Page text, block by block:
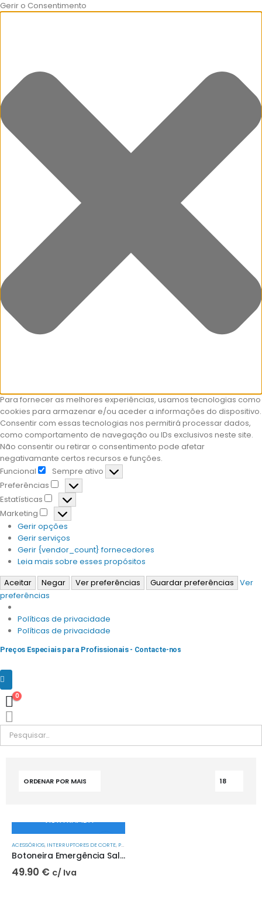
Gerir o Consentimento
Para fornecer as melhores experiências, usamos tecnologias como
cookies para armazenar e/ou aceder a informações do dispositivo.
Consentir com essas tecnologias nos permitirá processar dados,
como comportamento de navegação ou IDs exclusivos neste site.
Não consentir ou retirar o consentimento pode afetar
negativamante certos recursos e funções.
Funcional
Sempre ativo
Preferências
Estatísticas
Marketing
Gerir opções
Gerir serviços
Gerir {vendor_count} fornecedores
Leia mais sobre esses propósitos
Aceitar
Negar Ver preferências Guardar preferências Ver
preferências
Políticas de privacidade
Políticas de privacidade
Preços Especiais para Profissionais- Contacte-nos
0
VISTA RÁPIDA
ACESSÓRIOS, INTERRUPTORES DE CORTE, PROTEÇÃO EV
Botoneira Emergência Saliente Dupla Sinalização | ELETTROCANALI
49.90 € c/ Iva